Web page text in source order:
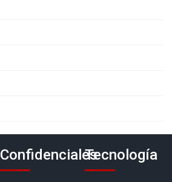
ConfidencialesTecnología